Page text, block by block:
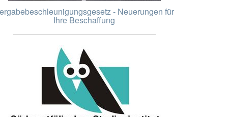
- Neuerungen für
Ihre Beschaffung